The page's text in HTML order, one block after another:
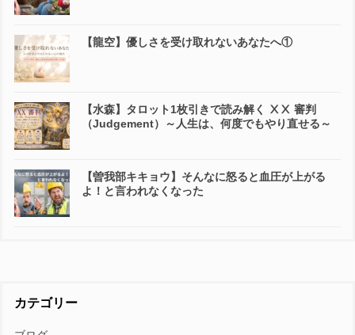
【龍空】優しさを受け取れないあなたへ①
【水森】タロット1枚引きで読み解く ⅩⅩ 審判
（Judgement）～人生は、何度でもやり直せる～
【曽我部キキョウ】そんなに怒ると血圧が上がる
よ！と言われなくなった
カテゴリー